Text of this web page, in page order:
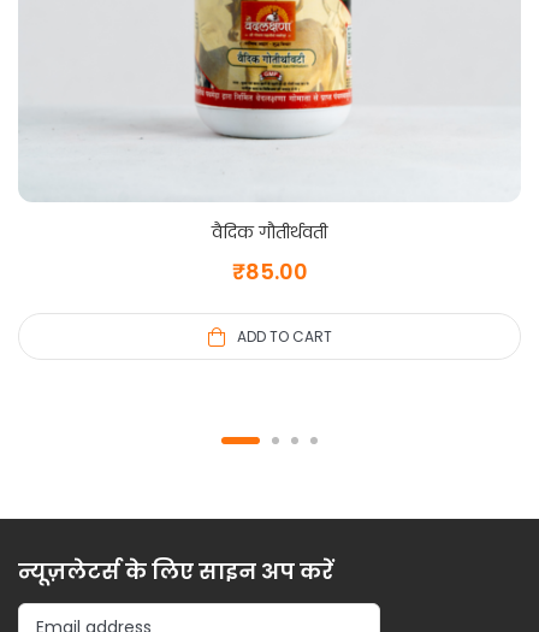
वैदिक गौतीर्थवती
₹85.00
ADD TO CART
न्यूज़लेटर्स के लिए साइन अप करें